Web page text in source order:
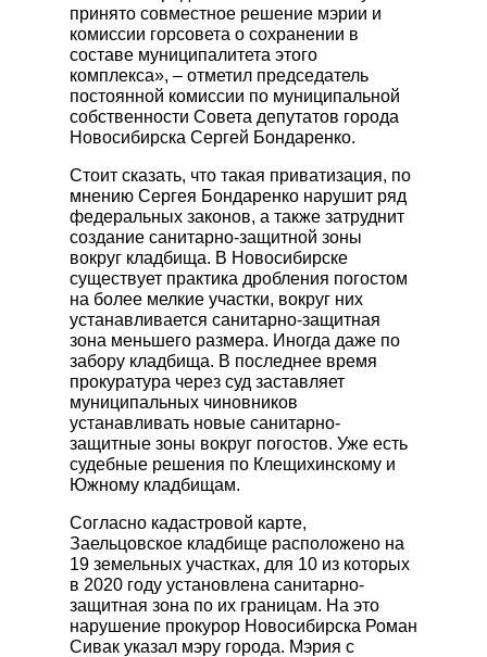
принято совместное решение мэрии и
комиссии горсовета о сохранении в
составе муниципалитета этого
комплекса», – отметил председатель
постоянной комиссии по муниципальной
собственности Совета депутатов города
Новосибирска Сергей Бондаренко.
Стоит сказать, что такая приватизация, по
мнению Сергея Бондаренко нарушит ряд
федеральных законов, а также затруднит
создание санитарно-защитной зоны
вокруг кладбища. В Новосибирске
существует практика дробления погостом
на более мелкие участки, вокруг них
устанавливается санитарно-защитная
зона меньшего размера. Иногда даже по
забору кладбища. В последнее время
прокуратура через суд заставляет
муниципальных чиновников
устанавливать новые санитарно-
защитные зоны вокруг погостов. Уже есть
судебные решения по Клещихинскому и
Южному кладбищам.
Согласно кадастровой карте,
Заельцовское кладбище расположено на
19 земельных участках, для 10 из которых
в 2020 году установлена санитарно-
защитная зона по их границам. На это
нарушение прокурор Новосибирска Роман
Сивак указал мэру города. Мэрия с